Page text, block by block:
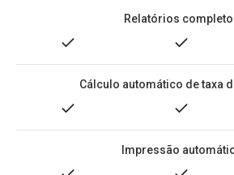
Relatórios
Cálculo automático de taxa
Impressão